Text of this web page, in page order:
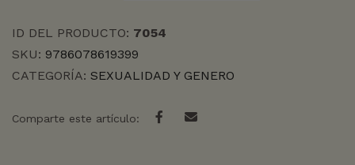
PODER
cantidad
ID DEL PRODUCTO: 7054
SKU: 9786078619399
CATEGORÍA: SEXUALIDAD Y GENERO
Comparte este artículo: